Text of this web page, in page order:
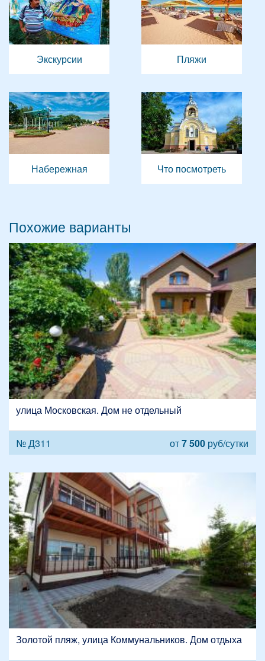
Экскурсии Пляжи
Набережная Что посмотреть
Похожие варианты
улица Московская. Дом не отдельный
№ Д311 от7 500 руб/сутки
Золотой пляж, улица Коммунальников. Дом отдыха